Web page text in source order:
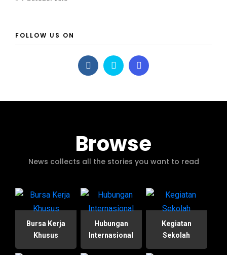
FOLLOW US ON
Browse
News collects all the stories you want to read
Bursa Kerja
Khusus
Hubungan
Internasional
Kegiatan
Sekolah